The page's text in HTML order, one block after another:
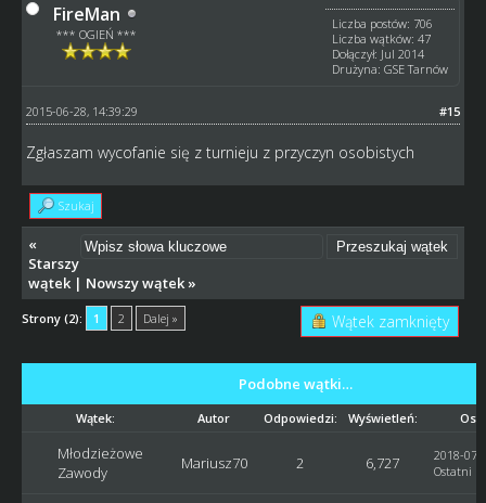
FireMan
*** OGIEŃ ***
Liczba postów: 706
Liczba wątków: 47
Dołączył: Jul 2014
Drużyna: GSE Tarnów
#15
2015-06-28, 14:39:29
Zgłaszam wycofanie się z turnieju z przyczyn osobistych
Szukaj
«
Starszy
wątek| Nowszy wątek»
Strony (2): 1 2 Dalej » Wątek zamknięty
Podobne wątki…
Wątek: Autor Odpowiedzi: Wyświetleń:
Młodzieżowe
Zawody
Mariusz70 2 6,727
2018-07-
Ostatni